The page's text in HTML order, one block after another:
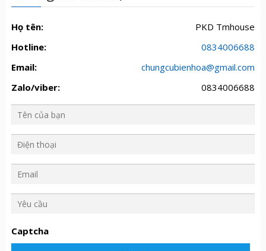
Họ tên:
PKD Tmhouse
Hotline:
0834006688
Email:
chungcubienhoa@gmail.com
Zalo/viber:
0834006688
c
ầ
Captcha